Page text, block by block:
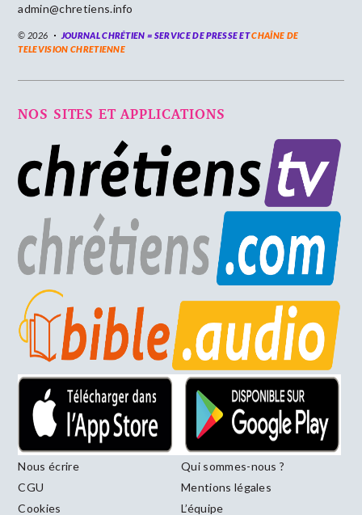
admin@chretiens.info
© 2026 JOURNAL CHRÉTIEN = SERVICE DE PRESSE ETCHAÎNE DE
TELEVISION CHRETIENNE
NOS SITES ET APPLICATIONS
Nous écrire
Qui sommes-nous ?
CGU
Mentions légales
Cookies
L’équipe